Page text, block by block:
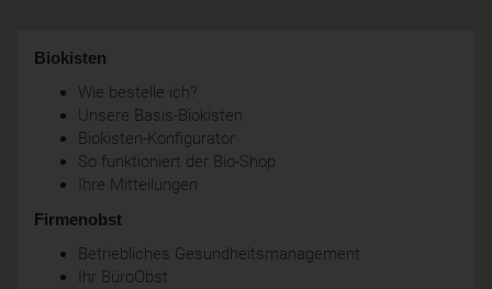
Biokisten
Wie bestelle ich?
Unsere Basis-Biokisten
Biokisten-Konfigurator
So funktioniert der Bio-Shop
Ihre Mitteilungen
Firmenobst
Betriebliches Gesundheitsmanagement
Ihr BüroObst